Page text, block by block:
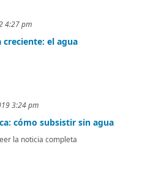
4:27 pm
el agua
3:24 pm
cómo subsistir sin agua
la noticia completa